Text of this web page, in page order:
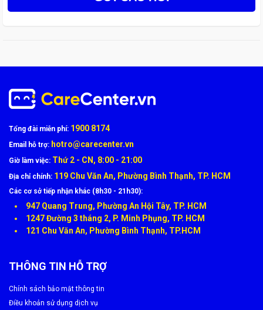
✔ Thời gian sửa nhanh – lấy ngay
✔ Máy ép chuyên dụng – chuẩn xác
Quy trình ép cổ cáp màn hình Samsung S8 Plus tại
Care Center
Tổng đài miễn phí: 1900 8174
Email hỗ trợ: hotro@carecenter.vn
Giờ làm việc: Thứ 2 - CN, 8:00 - 21:00
Địa chỉ chính: 119 Chu Văn An, Phường Bình Thạnh, TP. HCM
Các cơ sở tiếp nhận khác (8h30 - 21h30):
947 Quang Trung, Phường An Hội Tây, TP. HCM
1247 Đường 3 tháng 2, P. Minh Phụng, TP. HCM
121 Chu Văn An, Phường Bình Thạnh, TP.HCM
THÔNG TIN HỖ TRỢ
Chính sách bảo mật thông tin
Điều khoản sử dụng dịch vụ